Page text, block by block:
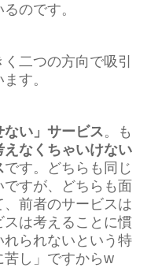
のです。
二つの方向で吸引
す。
い」サービス。
も
なくちゃいけない
です。どちらも同じ
すが、どちらも面
前者のサービスは
は考えることに慣
られないという特
し」ですからw